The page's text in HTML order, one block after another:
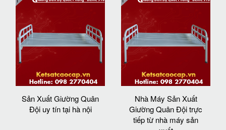
Sản Xuất Giường Quân
Đội uy tín tại hà nội
Nhà Máy Sản Xuất
Giường Quân Đội trực
tiếp từ nhà máy sản